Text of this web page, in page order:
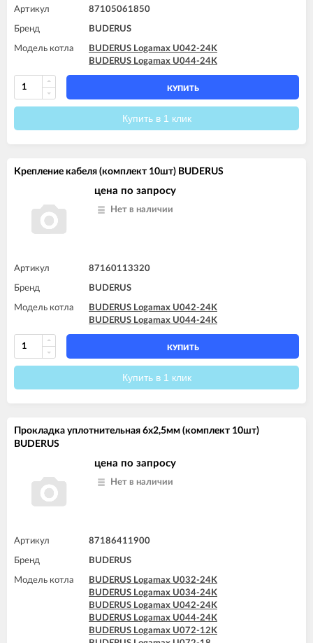
Артикул 87105061850
Бренд BUDERUS
Модель котла
BUDERUS Logamax U042-24K
BUDERUS Logamax U044-24K
КУПИТЬ
Купить в 1 клик
Крепление кабеля (комплект 10шт) BUDERUS
цена по запросу
Нет в наличии
Артикул 87160113320
Бренд BUDERUS
Модель котла
BUDERUS Logamax U042-24K
BUDERUS Logamax U044-24K
КУПИТЬ
Купить в 1 клик
Прокладка уплотнительная 6x2,5мм (комплект 10шт)
BUDERUS
цена по запросу
Нет в наличии
Артикул 87186411900
Бренд BUDERUS
Модель котла
BUDERUS Logamax U032-24K
BUDERUS Logamax U034-24K
BUDERUS Logamax U042-24K
BUDERUS Logamax U044-24K
BUDERUS Logamax U072-12K